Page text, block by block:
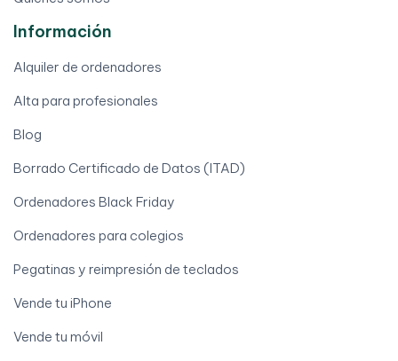
Información
Alquiler de ordenadores
Alta para profesionales
Blog
Borrado Certificado de Datos (ITAD)
Ordenadores Black Friday
Ordenadores para colegios
Pegatinas y reimpresión de teclados
Vende tu iPhone
Vende tu móvil